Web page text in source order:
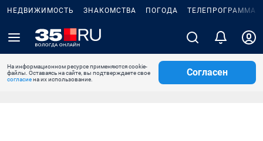
НЕДВИЖИМОСТЬ ЗНАКОМСТВА ПОГОДА ТЕЛЕПРОГРАММА
На информационном ресурсе применяются cookie-
файлы. Оставаясь на сайте, вы подтверждаете свое
согласиена их использование.
Согласен